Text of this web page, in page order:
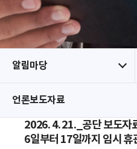
알림마당
언론보도자료
2026. 4. 21._공단 보도자
6일부터 17일까지 임시 휴